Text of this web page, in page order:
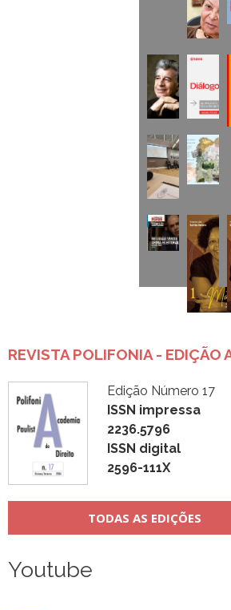
REVISTA POLIFONIA - EDIÇÃO
Edição Número 17
ISSN impressa
2236.5796
ISSN digital
2596-111X
TODAS AS EDIÇÕES
Youtube